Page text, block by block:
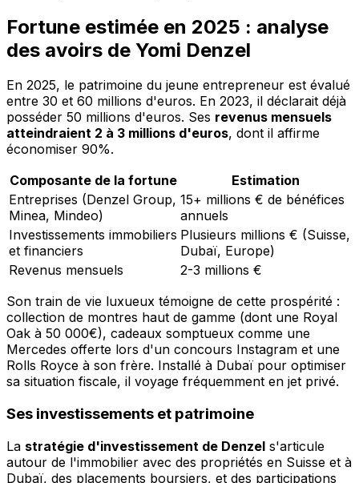
Fortune estimée en 2025 : analyse
des avoirs de Yomi Denzel
En 2025, le patrimoine du jeune entrepreneur est évalué
entre 30 et 60 millions d'euros. En 2023, il déclarait déjà
posséder 50 millions d'euros. Ses revenus mensuels
atteindraient 2 à 3 millions d'euros, dont il affirme
économiser 90%.
Composante de la fortune
Estimation
Entreprises (Denzel Group,
Minea, Mindeo)
15+ millions € de bénéfices
annuels
Investissements immobiliers
et financiers
Plusieurs millions € (Suisse,
Dubaï, Europe)
Revenus mensuels
2-3 millions €
Son train de vie luxueux témoigne de cette prospérité :
collection de montres haut de gamme (dont une Royal
Oak à 50 000€), cadeaux somptueux comme une
Mercedes offerte lors d'un concours Instagram et une
Rolls Royce à son frère. Installé à Dubaï pour optimiser
sa situation fiscale, il voyage fréquemment en jet privé.
Ses investissements et patrimoine
La stratégie d'investissement de Denzel s'articule
autour de l'immobilier avec des propriétés en Suisse et à
Dubaï, des placements boursiers, et des participations